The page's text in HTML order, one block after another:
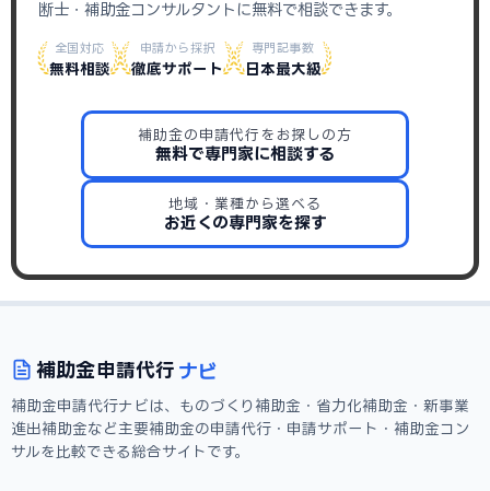
断士・補助金コンサルタントに無料で相談できます。
全国対応
無料相談
申請から採択
徹底サポート
専門記事数
日本最大級
補助金の申請代行をお探しの方
無料で専門家に相談する
地域・業種から選べる
お近くの専門家を探す
補助金申請代行 ナビ
補助金申請代行ナビは、ものづくり補助金・省力化補助金・新事業
進出補助金など主要補助金の申請代行・申請サポート・補助金コン
サルを比較できる総合サイトです。